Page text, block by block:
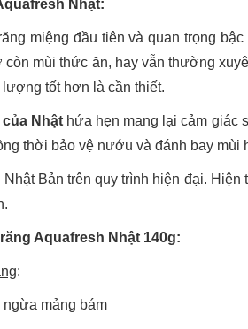
Nhật:
miệng đầu tiên và quan trọng
mùi thức ăn, hay vẫn thường
tốt hơn là cần thiết.
Nhật hứa hẹn mang lại cảm giác
thời bảo vệ nướu và đánh bay mùi
Bản trên quy trình hiện đại.
Aquafresh Nhật 140g:
:
mảng bám